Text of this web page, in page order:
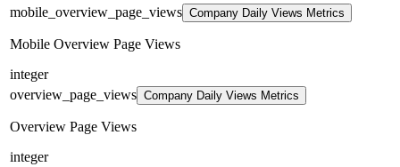
mobile_overview_page_views Company Daily Views Metrics
Mobile Overview Page Views
integer
overview_page_views Company Daily Views Metrics
Overview Page Views
integer